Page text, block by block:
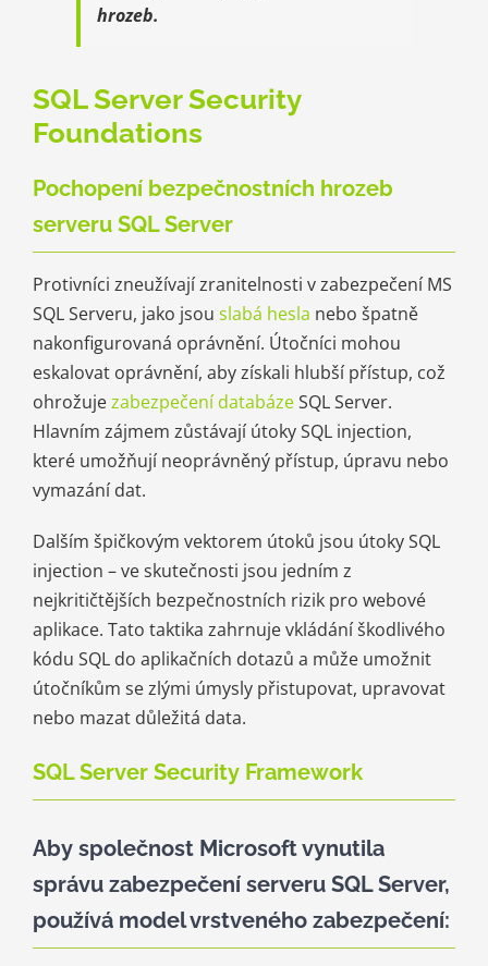
hrozeb.
SQL Server Security
Foundations
Pochopení bezpečnostních hrozeb
serveru SQL Server
Protivníci zneužívají zranitelnosti v zabezpečení MS
SQL Serveru, jako jsou slabá hesla nebo špatně
nakonfigurovaná oprávnění. Útočníci mohou
eskalovat oprávnění, aby získali hlubší přístup, což
ohrožujezabezpečení databázeSQL Server.
Hlavním zájmem zůstávají útoky SQL injection,
které umožňují neoprávněný přístup, úpravu nebo
vymazání dat.
Dalším špičkovým vektorem útoků jsou útoky SQL
injection – ve skutečnosti jsou jedním z
nejkritičtějších bezpečnostních rizik pro webové
aplikace. Tato taktika zahrnuje vkládání škodlivého
kódu SQL do aplikačních dotazů a může umožnit
útočníkům se zlými úmysly přistupovat, upravovat
nebo mazat důležitá data.
SQL Server Security Framework
Aby společnost Microsoft vynutila
správu zabezpečení serveru SQL Server,
používá model vrstveného zabezpečení: